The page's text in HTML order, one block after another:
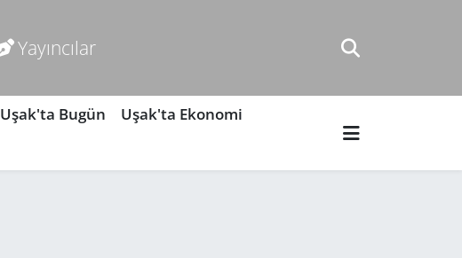
Yayıncılar
Uşak'ta Bugün
Uşak'ta Ekonomi